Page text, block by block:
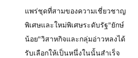
แพร่ชุดที่สามของความเชี่ยวชาญ
พิเศษและใหม่พิเศษระดับรัฐ"ยักษ์
น้อย"วิสาหกิจและกลุ่มอ่าวหลงได้
รับเลือกให้เป็นหนึ่งในนั้นสำเร็จ